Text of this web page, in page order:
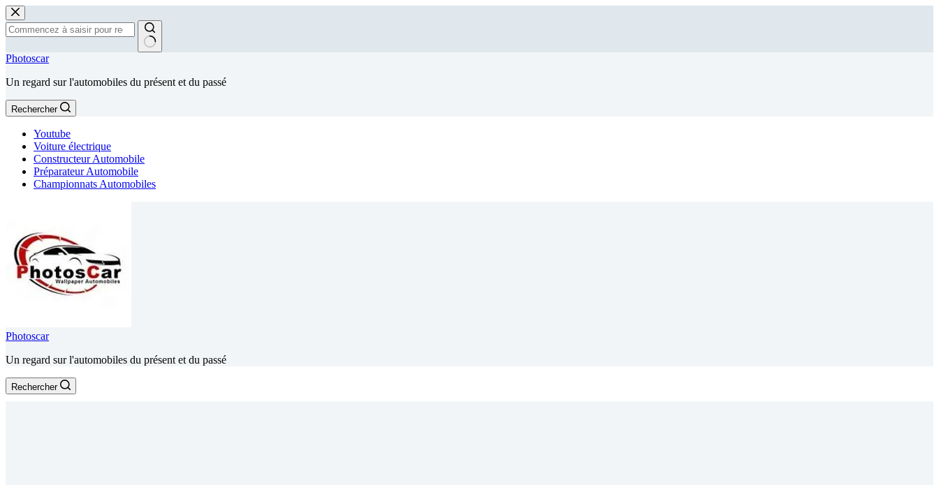
Passer
au
contenu
Aucun
Photoscar
Un regard sur l'automobiles du présent et du passé
Rechercher
Youtube
Voiture électrique
Constructeur Automobile
Préparateur Automobile
Championnats Automobiles
Photoscar
Un regard sur l'automobiles du présent et du passé
Rechercher